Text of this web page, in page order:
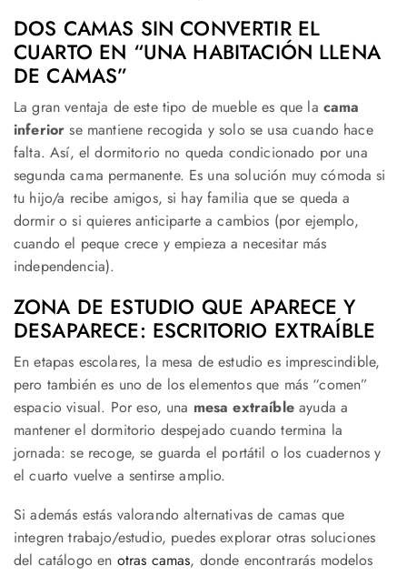
DOS CAMAS SIN CONVERTIR EL
CUARTO EN “UNA HABITACIÓN LLENA
DE CAMAS”
La gran ventaja de este tipo de mueble es que la cama
inferior se mantiene recogida y solo se usa cuando hace
falta. Así, el dormitorio no queda condicionado por una
segunda cama permanente. Es una solución muy cómoda si
tu hijo/a recibe amigos, si hay familia que se queda a
dormir o si quieres anticiparte a cambios (por ejemplo,
cuando el peque crece y empieza a necesitar más
independencia).
ZONA DE ESTUDIO QUE APARECE Y
DESAPARECE: ESCRITORIO EXTRAÍBLE
En etapas escolares, la mesa de estudio es imprescindible,
pero también es uno de los elementos que más “comen”
espacio visual. Por eso, una mesa extraíbleayuda a
mantener el dormitorio despejado cuando termina la
jornada: se recoge, se guarda el portátil o los cuadernos y
el cuarto vuelve a sentirse amplio.
Si además estás valorando alternativas de camas que
integren trabajo/estudio, puedes explorar otras soluciones
del catálogo en otras camas, donde encontrarás modelos